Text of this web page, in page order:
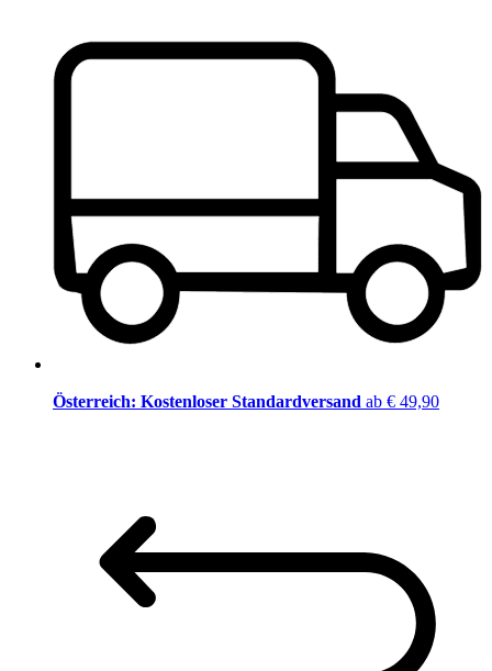
Österreich: Kostenloser Standardversand ab € 49,90